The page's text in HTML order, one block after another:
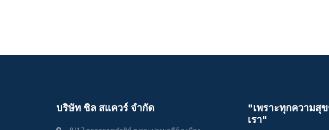
บริษัท ชิล สแควร์ จำกัด
"เพราะทุกความสุ
เรา"